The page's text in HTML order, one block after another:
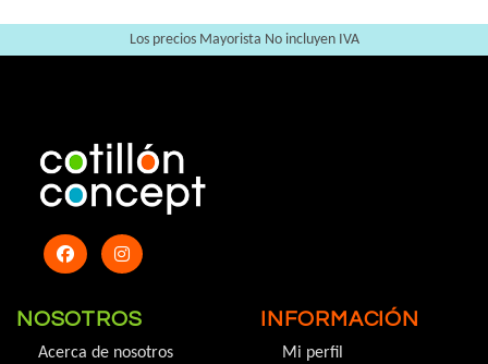
Los precios Mayorista No incluyen IVA
NOSOTROS
Acerca de nosotros
INFORMACIÓN
Mi perfil